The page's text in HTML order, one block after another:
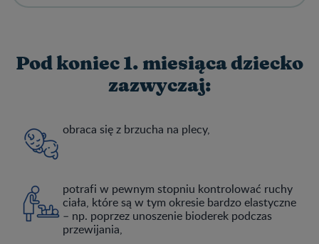
Pod koniec 1. miesiąca dziecko
zazwyczaj:
obraca się z brzucha na plecy,
potrafi w pewnym stopniu kontrolować ruchy
ciała, które są w tym okresie bardzo elastyczne
– np. poprzez unoszenie bioderek podczas
przewijania,